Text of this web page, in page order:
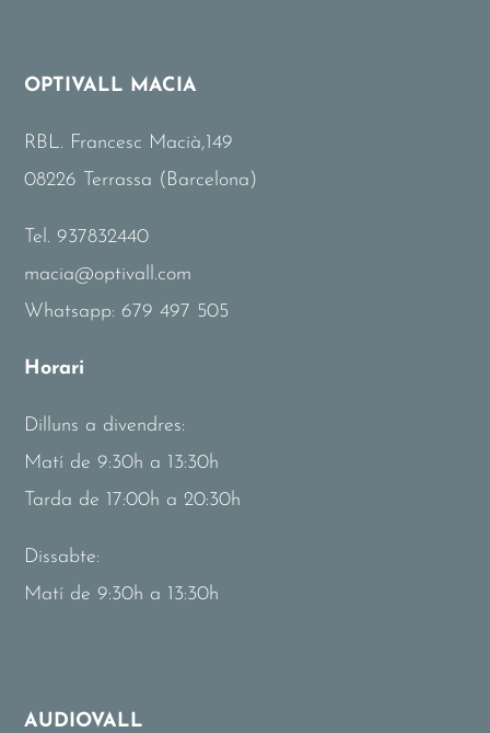
OPTIVALL MACIA
RBL. Francesc Macià,149
08226 Terrassa (Barcelona)
Tel. 937832440
macia@optivall.com
Whatsapp: 679 497 505
Horari
Dilluns a divendres:
Matí de 9:30h a 13:30h
Tarda de 17:00h a 20:30h
Dissabte:
Matí de 9:30h a 13:30h
AUDIOVALL